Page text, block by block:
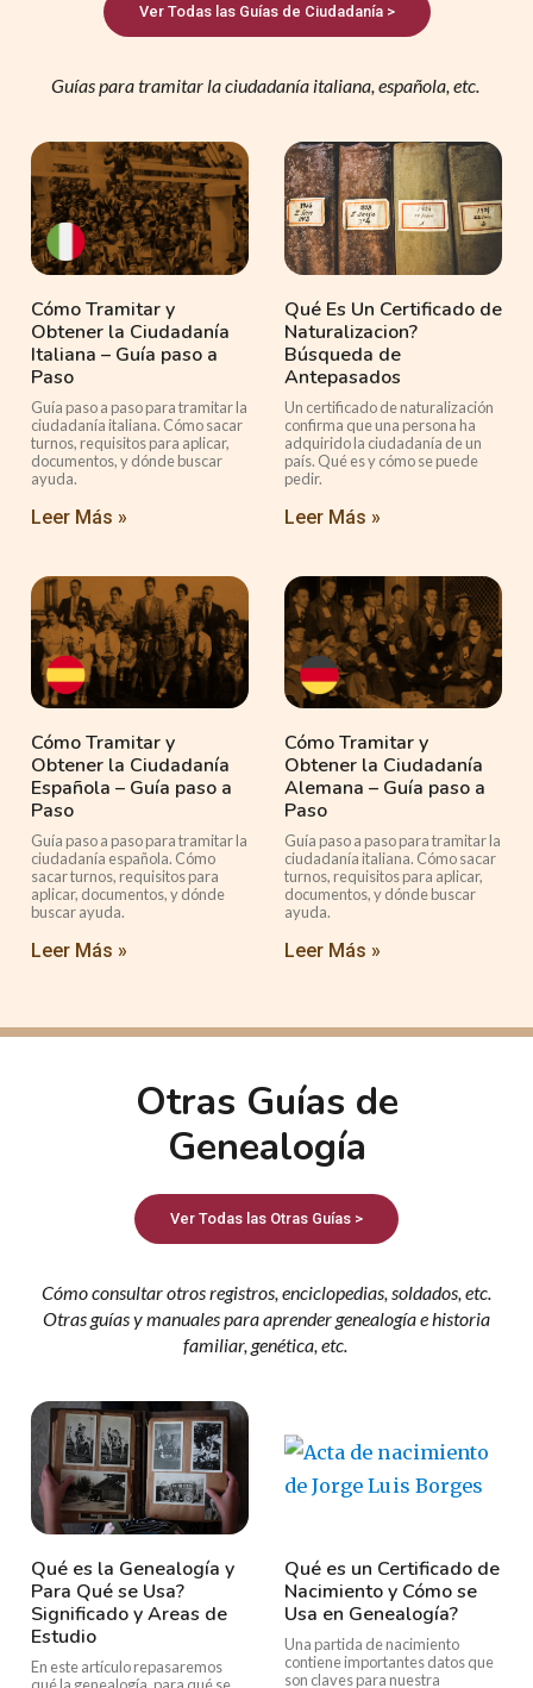
Ver Todas las Guías de Ciudadanía >
Guías para tramitar la ciudadanía italiana, española, etc.
Cómo Tramitar y
Obtener la Ciudadanía
Italiana – Guía paso a
Paso
Guía paso a paso para tramitar la
ciudadanía italiana. Cómo sacar
turnos, requisitos para aplicar,
documentos, y dónde buscar
ayuda.
Leer Más »
Qué Es Un Certificado de
Naturalizacion?
Búsqueda de
Antepasados
Un certificado de naturalización
confirma que una persona ha
adquirido la ciudadanía de un
país. Qué es y cómo se puede
pedir.
Leer Más »
Cómo Tramitar y
Obtener la Ciudadanía
Española – Guía paso a
Paso
Guía paso a paso para tramitar la
ciudadanía española. Cómo
sacar turnos, requisitos para
aplicar, documentos, y dónde
buscar ayuda.
Leer Más »
Cómo Tramitar y
Obtener la Ciudadanía
Alemana – Guía paso a
Paso
Guía paso a paso para tramitar la
ciudadanía italiana. Cómo sacar
turnos, requisitos para aplicar,
documentos, y dónde buscar
ayuda.
Leer Más »
Otras Guías de
Genealogía
Ver Todas las Otras Guías >
Cómo consultar otros registros, enciclopedias, soldados, etc.
Otras guías y manuales para aprender genealogía e historia
familiar, genética, etc.
Qué es la Genealogía y
Para Qué se Usa?
Significado y Areas de
Estudio
En este artículo repasaremos
Qué es un Certificado de
Nacimiento y Cómo se
Usa en Genealogía?
Una partida de nacimiento
contiene importantes datos que
son claves para nuestra